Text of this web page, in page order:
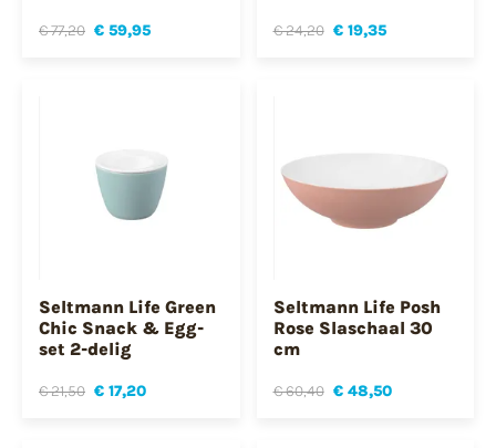
€ 77,20 € 59,95 € 24,20 € 19,35
Seltmann Life Green
Chic Snack & Egg-
set 2-delig
€ 21,50 € 17,20
Seltmann Life Posh
Rose Slaschaal 30
cm
€ 60,40 € 48,50